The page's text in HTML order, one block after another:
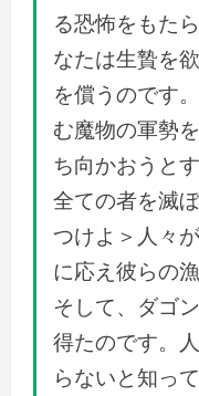
る恐怖をもた
なたは生贄を
を償うのです
む魔物の軍勢
ち向かおうと
全ての者を滅
つけよ＞人々
に応え彼らの
そして、ダゴ
得たのです。
らないと知っ